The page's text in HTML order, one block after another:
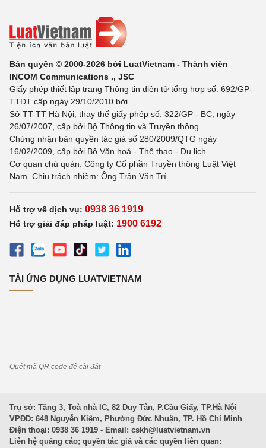
Bản quyền © 2000-2026 bởi LuatVietnam - Thành viên
INCOM Communications ., JSC
Giấy phép thiết lập trang Thông tin điện tử tổng hợp số: 692/GP-
TTĐT cấp ngày 29/10/2010 bởi
Sở TT-TT Hà Nội, thay thế giấy phép số: 322/GP - BC, ngày
26/07/2007, cấp bởi Bộ Thông tin và Truyền thông
Chứng nhận bản quyền tác giả số 280/2009/QTG ngày
16/02/2009, cấp bởi Bộ Văn hoá - Thể thao - Du lịch
Cơ quan chủ quản: Công ty Cổ phần Truyền thông Luật Việt
Nam. Chịu trách nhiệm: Ông Trần Văn Trí
Hỗ trợ về dịch vụ: 0938 36 1919
Hỗ trợ giải đáp pháp luật: 1900 6192
TẢI ỨNG DỤNG LUATVIETNAM
Quét mã QR code để cài đặt
Trụ sở: Tầng 3, Toà nhà IC, 82 Duy Tân, P.Cầu Giấy, TP.Hà Nội
VPĐD: 648 Nguyễn Kiệm, Phường Đức Nhuận, TP. Hồ Chí Minh
Điện thoại: 0938 36 1919 - Email: cskh@luatvietnam.vn
Liên hệ quảng cáo; quyền tác giả và các quyền liên quan: